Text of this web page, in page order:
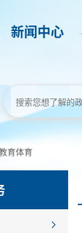
新闻中心
育体育